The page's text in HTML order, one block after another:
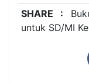
SHARE :
untuk SD/MI